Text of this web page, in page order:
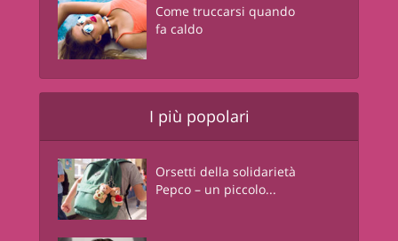
Come truccarsi quando
fa caldo
I più popolari
Orsetti della solidarietà
Pepco – un piccolo...